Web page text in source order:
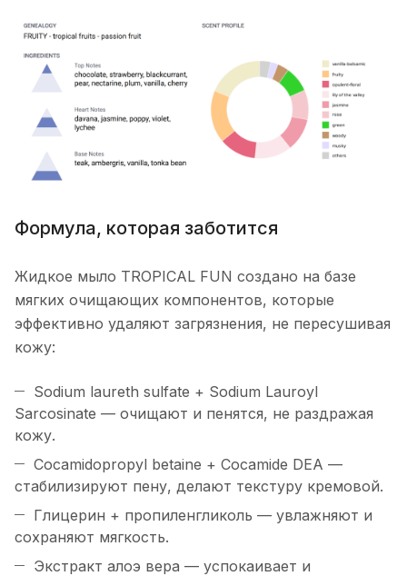
Формула, которая заботится
Жидкое мыло TROPICAL FUN создано на базе
мягких очищающих компонентов, которые
эффективно удаляют загрязнения, не пересушивая
кожу:
Sodium laureth sulfate + Sodium Lauroyl
Sarcosinate — очищают и пенятся, не раздражая
кожу.
Cocamidopropyl betaine + Cocamide DEA —
стабилизируют пену, делают текстуру кремовой.
Глицерин + пропиленгликоль — увлажняют и
сохраняют мягкость.
Экстракт алоэ вера — успокаивает и